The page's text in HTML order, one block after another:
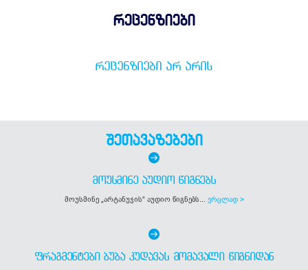
რეცენზიები
ᲠᲔᲪᲔᲜᲖᲘᲔᲑᲘ ᲐᲠ ᲐᲠᲘᲡ
შეთავაზებები
ᲛᲝᲣᲡᲛᲘᲜᲔ ᲐᲣᲓᲘᲝ ᲬᲘᲒᲜᲔᲑᲡ
მოუსმინე „არტანუჯის“ აუდიო წიგნებს... ვრცლად >
ᲤᲠᲐᲒᲛᲔᲜᲢᲔᲑᲘ ᲑᲣᲑᲐ ᲙᲣᲓᲐᲕᲐᲡ ᲛᲝᲛᲐᲕᲐᲚᲘ ᲬᲘᲒᲜᲘᲓᲐᲜ